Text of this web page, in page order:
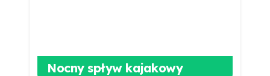
Nocny spływ kajakowy